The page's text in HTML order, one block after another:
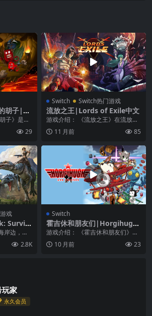
胡子|M
子》是一
和你的
29
Switch Switch热门游戏
流放之王|Lords of Exile中文
游戏介绍： 《流放之王》在流放领
主中展开复仇之旅。 在远东战争的
古代，Exili...
11 月前 85
戏
Surviv
岸边，发
神秘岛
2.8K
Switch
霍吉休和朋友们|Horgihugh
And Friends
游戏介绍： 《霍吉休和朋友们》是
PiXEL公司在PC及iOS平台推出，以
拟人化动...
10 月前 23
玩家
永久会员